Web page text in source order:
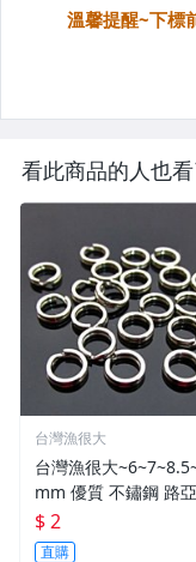
看此商品的人也
台灣漁很大
台灣漁很大
mm 優質 不鏽鋼 路
S型開口 扁平 打扁 打
$ 2
直購